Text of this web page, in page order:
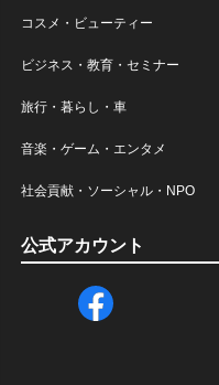
コスメ・ビューティー
ビジネス・教育・セミナー
旅行・暮らし・車
音楽・ゲーム・エンタメ
社会貢献・ソーシャル・NPO
公式アカウント